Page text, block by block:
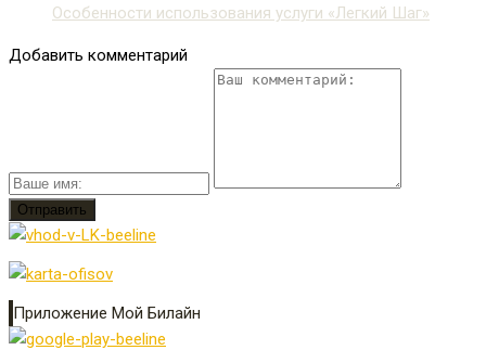
Особенности использования услуги «Легкий Шаг»
Добавить комментарий
Приложение Мой Билайн